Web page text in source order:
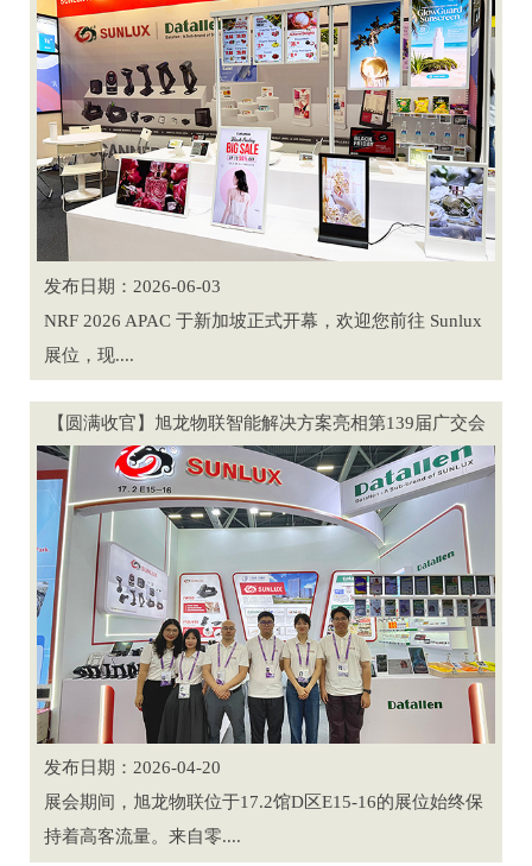
发布日期：2026-06-03
NRF 2026 APAC 于新加坡正式开幕，欢迎您前往 Sunlux
展位，现....
【圆满收官】旭龙物联智能解决方案亮相第139届广交会
发布日期：2026-04-20
展会期间，旭龙物联位于17.2馆D区E15-16的展位始终保
持着高客流量。来自零....